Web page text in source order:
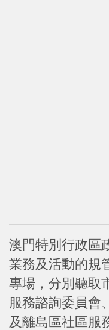
澳門特別行政區
業務及活動的規
專場，分別聽取
服務諮詢委員會
及離島區社區服